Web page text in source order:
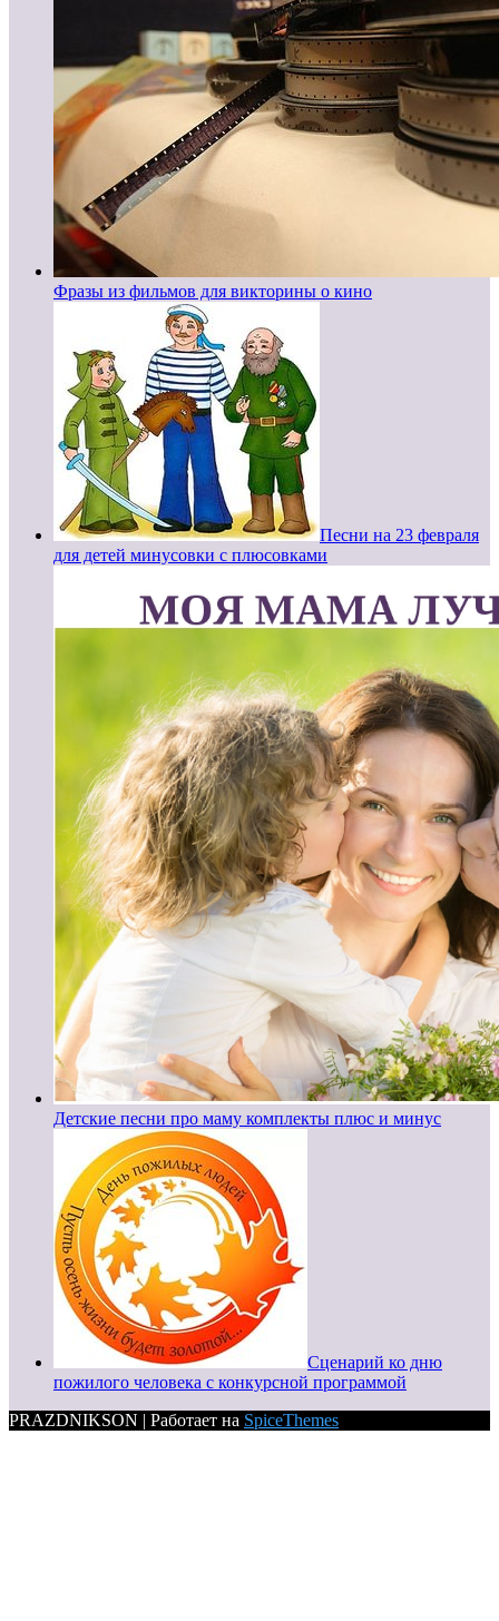
Фразы из фильмов для викторины о кино
Песни на 23 февраля
для детей минусовки с плюсовками
Детские песни про маму комплекты плюс и минус
Сценарий ко дню
пожилого человека с конкурсной программой
PRAZDNIKSON | Работает на SpiceThemes